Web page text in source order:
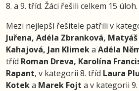
8. a 9. tříd. Žáci řešili celkem 15 úloh.
Mezi nejlepší řešitele patřili v
Juřena, Adéla Zbranková, Matyáš
Kahajová, Jan Klimeka Adéla
tříd Roman Dreva, Karolína
Rapant, v kategorii 8. tříd Laura
Koteka Marek Fojt a v kategorii